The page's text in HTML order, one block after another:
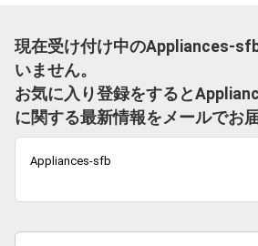
現在受け付け中のAppliances-
いません。
お気に入り登録をすると
に関する最新情報をメールでお
Appliances-sfb